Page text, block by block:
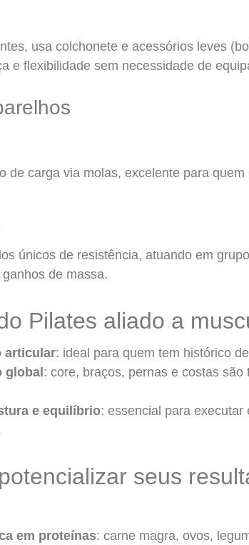
usa colchonete e acessórios leves
e flexibilidade sem necessidade de
de carga via molas, excelente para
únicos de resistência, atuando em
de massa.
Pilates aliado a
articular: ideal para quem tem histórico
global: core, braços, pernas e costas são
e equilíbrio: essencial para
seus
em proteínas: carne magra, ovos,